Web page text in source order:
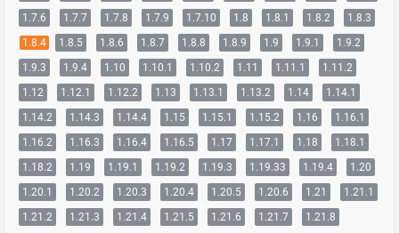
1.7.6
1.7.7 1.7.8 1.7.9 1.7.10 1.8 1.8.1 1.8.2
1.8.3
1.8.4
1.8.5 1.8.6 1.8.7 1.8.8 1.8.9 1.9 1.9.1
1.9.2
1.9.3
1.9.4 1.10 1.10.1 1.10.2 1.11 1.11.1
1.11.2
1.12
1.12.1 1.12.2 1.13 1.13.1 1.13.2 1.14
1.14.1
1.14.2
1.14.3 1.14.4 1.15 1.15.1 1.15.2 1.16
1.16.1
1.16.2
1.16.3 1.16.4 1.16.5 1.17 1.17.1 1.18
1.18.1
1.18.2
1.19 1.19.1 1.19.2 1.19.3 1.19.33 1.19.4
1.20
1.20.1
1.20.2 1.20.3 1.20.4 1.20.5 1.20.6 1.21
1.21.1
1.21.2
1.21.3 1.21.4 1.21.5 1.21.6 1.21.7
1.21.8